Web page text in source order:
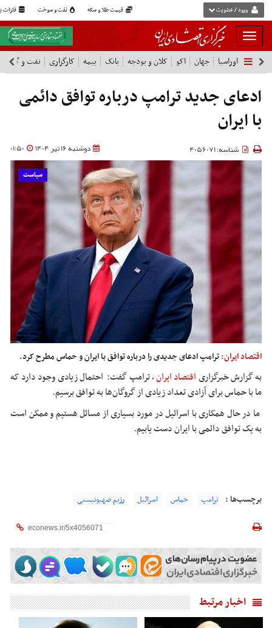
قیمت طلا و سکه نفت و سوخت فلزات ورود / عضویت
بار
و
بسته
نمودن
فهرست
اوراسیا جهان اکو کلان و بودجه بانک بیمه کارگزاری نفت و گاز
ادعای جدید ترامپ درباره توافق دائمی
با ایران
دوشنبه 16 تیر 1404 01:50 شناسه: 4056071
سیاست
اقتصاد ایران:ترامپ ادعای جدیدی را درباره توافق با ایران و حماس مطرح کرد.
به گزارش خبرگزاریاقتصاد ایران،ترامپ گفت: احتمال زیادی وجود دارد که
ما با حماس برای آزادی تعداد زیادی از گروگان‌ها به توافق برسیم.
ما در حال همکاری با اسرائیل در مورد بسیاری از مسائل هستیم و ممکن است
به یک توافق دائمی با ایران دست یابیم.
برچسب‌ها : ترامپ حماس اسرائیل رژیم صهیونیستی
اخبار مرتبط